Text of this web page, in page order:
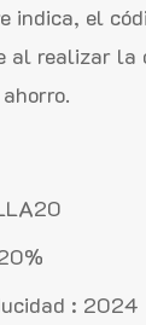
indica, el
al realizar la
: 2024